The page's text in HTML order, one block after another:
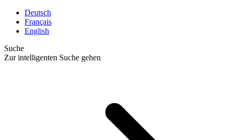
Deutsch
Français
English
Suche
Zur intelligenten Suche gehen